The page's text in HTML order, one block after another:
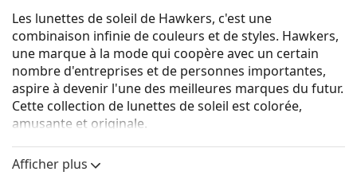
Les lunettes de soleil de Hawkers, c'est une
combinaison infinie de couleurs et de styles. Hawkers,
une marque à la mode qui coopère avec un certain
nombre d'entreprises et de personnes importantes,
aspire à devenir l'une des meilleures marques du futur.
Cette collection de lunettes de soleil est colorée,
amusante et originale.
Hawkers Champagne Runwaysont des lunettes de
soleil unisexes.
Afficher plus